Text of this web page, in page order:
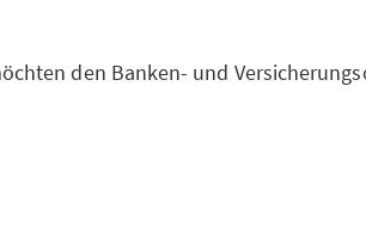
den Banken- und